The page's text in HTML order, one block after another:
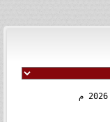
2026 م